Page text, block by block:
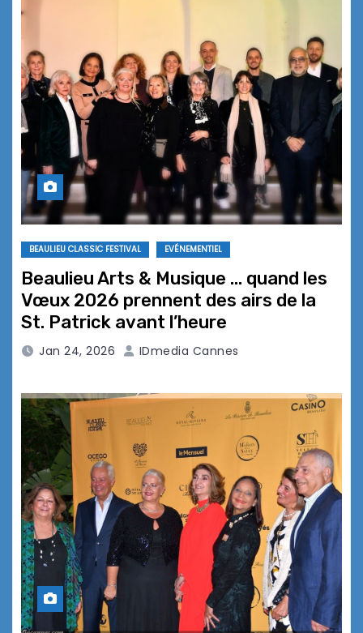
BEAULIEU CLASSIC FESTIVAL EVÉNEMENTIEL
Beaulieu Arts & Musique … quand les
Vœux 2026 prennent des airs de la
St. Patrick avant l’heure
Jan 24, 2026 IDmedia Cannes